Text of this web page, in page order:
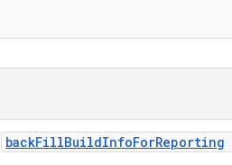
backFillBuildInfoForReporting